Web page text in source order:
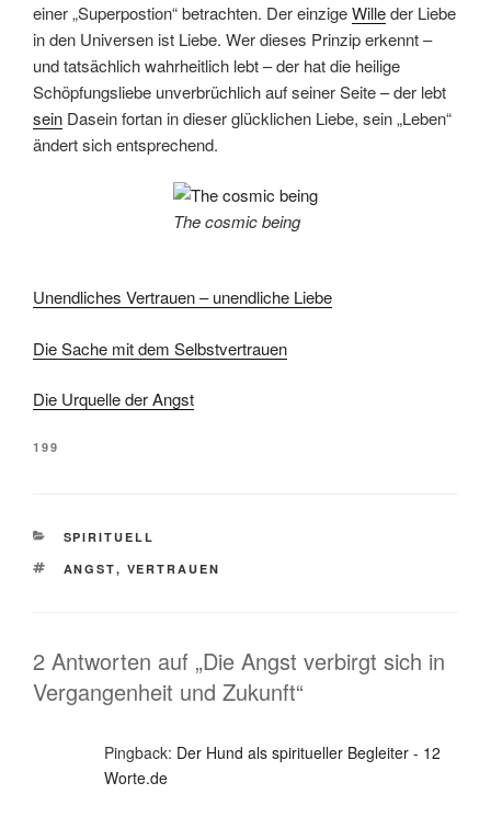
einer „Superpostion“ betrachten. Der einzigeWilleder Liebe
in den Universen ist Liebe. Wer dieses Prinzip erkennt –
und tatsächlich wahrheitlich lebt – der hat die heilige
Schöpfungsliebe unverbrüchlich auf seiner Seite – der lebt
sein Dasein fortan in dieser glücklichen Liebe, sein „Leben“
ändert sich entsprechend.
The cosmic being
Unendliches Vertrauen – unendliche Liebe
Die Sache mit dem Selbstvertrauen
Die Urquelle der Angst
199
KATEGORIEN
SPIRITUELL
SCHLAGWÖRTER
ANGST, VERTRAUEN
2 Antworten auf „Die Angst verbirgt sich in
Vergangenheit und Zukunft“
Pingback: Der Hund als spiritueller Begleiter - 12
Worte.de